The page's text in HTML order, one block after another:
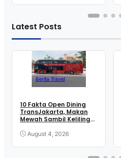
Latest Posts
Berita Travel
10 Fakta Open Dining
TransJakarta, Makan
Mewah Sambil Keliling
August 4, 2026